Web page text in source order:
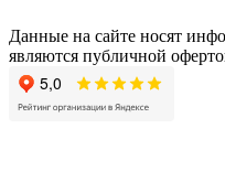
Данные на сайте носят
являются публичной